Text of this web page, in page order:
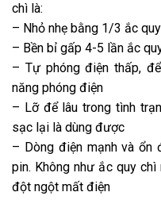
chì là:
– Nhỏ nhẹ bằng 1/3 ắc
– Bền bỉ gấp 4-5 lần ắc
– Tự phóng điện thấp,
năng phóng điện
– Lỡ để lâu trong tình
sạc lại là dùng được
– Dòng điện mạnh và ổn
pin. Không như ắc quy
đột ngột mất điện